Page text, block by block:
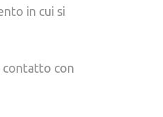
in cui si
contatto con